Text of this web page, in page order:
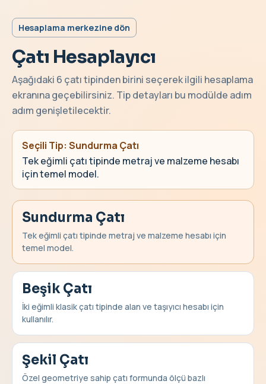
Hesaplama merkezine dön
Çatı Hesaplayıcı
Aşağıdaki 6 çatı tipinden birini seçerek ilgili hesaplama
ekranına geçebilirsiniz. Tip detayları bu modülde adım
adım genişletilecektir.
Seçili Tip: Sundurma Çatı
Tek eğimli çatı tipinde metraj ve malzeme hesabı
için temel model.
Sundurma Çatı
Tek eğimli çatı tipinde metraj ve malzeme hesabı için
temel model.
Beşik Çatı
İki eğimli klasik çatı tipinde alan ve taşıyıcı hesabı için
kullanılır.
Şekil Çatı
Özel geometriye sahip çatı formunda ölçü bazlı